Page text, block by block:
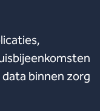
binnen zorg